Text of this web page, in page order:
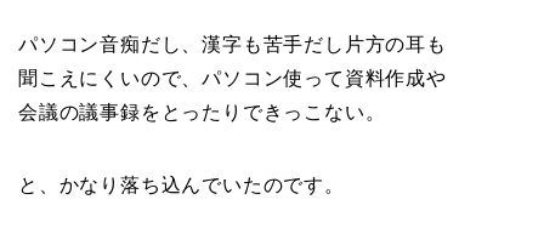
パソコン音痴だし、漢字も苦手だし片方の耳も
聞こえにくいので、パソコン使って資料作成や
会議の議事録をとったりできっこない。
と、かなり落ち込んでいたのです。